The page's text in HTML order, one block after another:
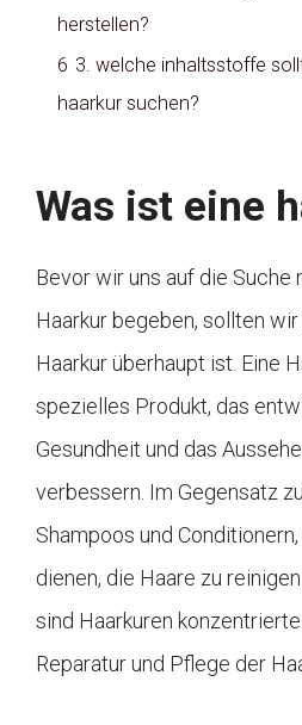
herstellen?
6 3. welche inhaltsstoffe
haarkur suchen?
Was ist eine
Bevor wir uns auf die Suche
Haarkur begeben, sollten
Haarkur überhaupt ist. Eine
spezielles Produkt, das
Gesundheit und das
verbessern. Im Gegensatz
Shampoos und
dienen, die Haare zu
sind Haarkuren
Reparatur und Pflege der